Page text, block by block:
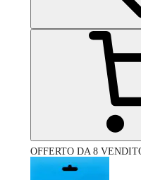
OFFERTO DA 8